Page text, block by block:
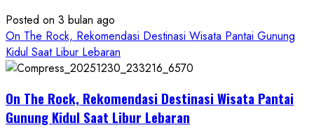
Baru,
Padukan
Keindahan
Alam
Wisata
Kekinian
Posted on 3 bulan ago
On The Rock, Rekomendasi Destinasi Wisata Pantai Gunung
Kidul Saat Libur Lebaran
On The Rock, Rekomendasi Destinasi Wisata Pantai
Gunung Kidul Saat Libur Lebaran